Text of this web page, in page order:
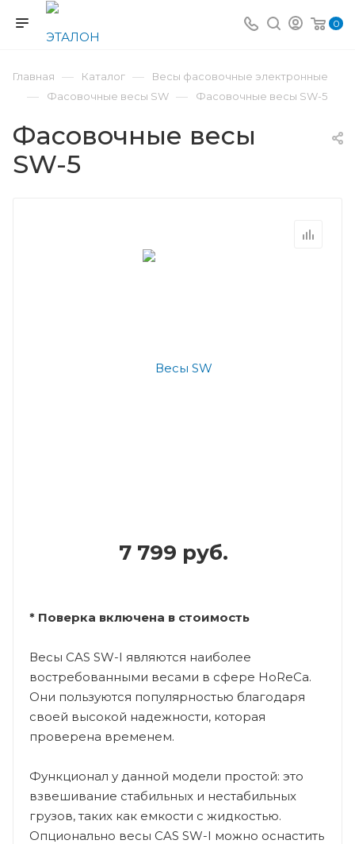
0
Главная — Каталог — Весы фасовочные электронные
— Фасовочные весы SW — Фасовочные весы SW-5
Фасовочные весы
SW-5
7 799 руб.
* Поверка включена в стоимость
Весы CAS SW-I являются наиболее
востребованными весами в сфере HoReCa.
Они пользуются популярностью благодаря
своей высокой надежности, которая
проверена временем.
Функционал у данной модели простой: это
взвешивание стабильных и нестабильных
грузов, таких как емкости с жидкостью.
Опционально весы CAS SW-I можно оснастить